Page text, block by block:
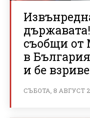
съобщи от
в
и бе
СЪБОТА, 8 АВГУСТ